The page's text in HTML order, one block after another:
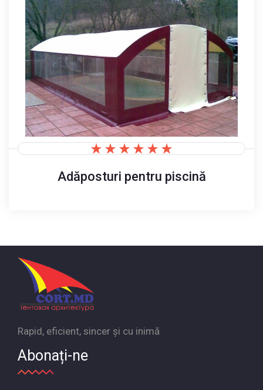
Adăposturi pentru piscină
Rapid, eficient, sincer și cu inimă
Abonați-ne